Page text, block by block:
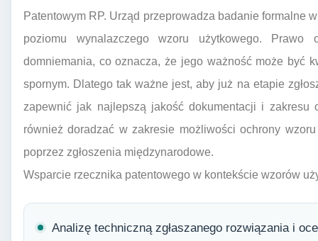
Patentowym RP. Urząd przeprowadza badanie formalne
poziomu wynalazczego wzoru użytkowego. Prawo
domniemania, co oznacza, że jego ważność może być
spornym. Dlatego tak ważne jest, aby już na etapie
zapewnić jak najlepszą jakość dokumentacji i zakresu
również doradzać w zakresie możliwości ochrony
poprzez zgłoszenia międzynarodowe.
Wsparcie rzecznika patentowego w kontekście wzorów
Analizę techniczną zgłaszanego rozwiązania i